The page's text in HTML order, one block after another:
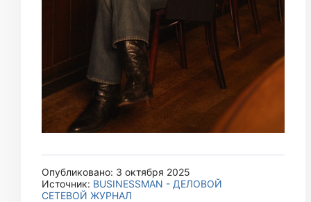
Опубликовано: 3 октября 2025
Источник: BUSINESSMAN - ДЕЛОВОЙ
СЕТЕВОЙ ЖУРНАЛ